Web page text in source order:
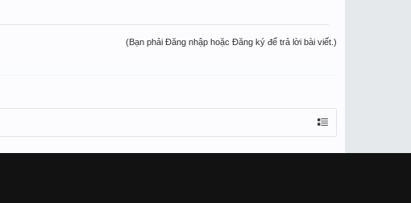
(Bạn phải Đăng nhập hoặc Đăng ký để trả lời bài viết.)